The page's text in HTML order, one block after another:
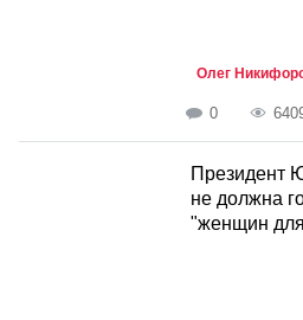
Олег
0
Президент
не должна
"женщин